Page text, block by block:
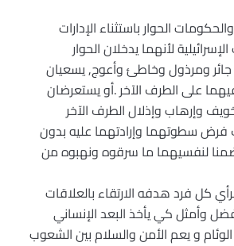
الحوار باستثناء الإدارات
لأنهما يدخلان الحوار
ومرذول وخاطئ وأعوج, يسعيان
على الطرف الآخر .أو يستعرضان
وإرهاب وإذلال الطرف الآخر
سطوتهما وإرادتهما عليه بدون
لنفسيهما ما سرقوه ونهبوه من
كل فرد هدفه الارتقاء بالعلاقات
وأمثل كي يأخذ البعد الإنساني
و يعم الأمن والسلام بين الشعوب